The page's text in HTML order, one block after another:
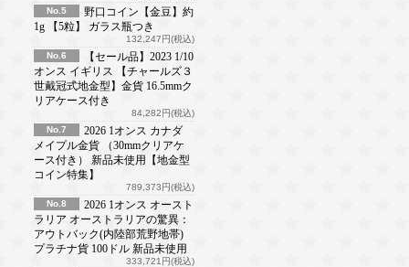
No.5
野口コイン【金豆】約
1g 【5粒】 ガラス瓶つき
132,247円(税込)
No.6
【セール品】2023 1/10
オンス イギリス 【チャールズ３
世戴冠式地金型】金貨 16.5mmク
リアケース付き
84,282円(税込)
No.7
2026 1オンス カナダ
メイプル金貨 （30mmクリアケ
ース付き） 新品未使用【地金型
コイン特集】
789,373円(税込)
No.8
2026 1オンス オースト
ラリア オーストラリアの驚異：
アウトバック(内陸部荒野地帯)
プラチナ貨 100ドル 新品未使用
333,721円(税込)